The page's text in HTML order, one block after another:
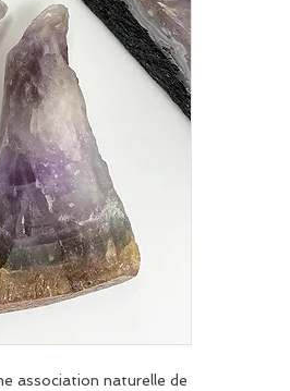
association naturelle de